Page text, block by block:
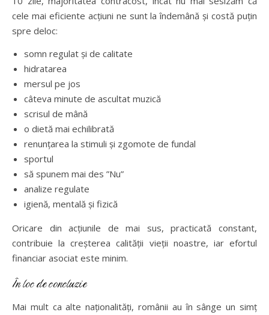
cele mai eficiente acțiuni ne sunt la îndemână și costă puțin
spre deloc:
somn regulat și de calitate
hidratarea
mersul pe jos
câteva minute de ascultat muzică
scrisul de mână
o dietă mai echilibrată
renunțarea la stimuli și zgomote de fundal
sportul
să spunem mai des ”Nu”
analize regulate
igienă, mentală și fizică
Oricare din acțiunile de mai sus, practicată constant,
contribuie la creșterea calității vieții noastre, iar efortul
financiar asociat este minim.
În loc de concluzie
Mai mult ca alte naționalități, românii au în sânge un simț